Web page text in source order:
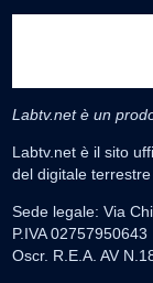
Labtv.net è un
Labtv.net è il sito
del digitale
Sede legale: Via
P.IVA 02757950643
Oscr. R.E.A. AV